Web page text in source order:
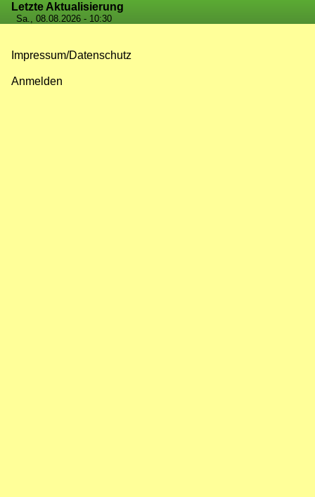
Letzte Aktualisierung
Sa., 08.08.2026 - 10:30
Impressum/Datenschutz
Anmelden